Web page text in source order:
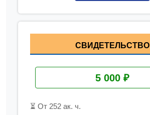
СВИДЕТЕЛЬСТВО
5 000 ₽
⏳ От 252 ак. ч.